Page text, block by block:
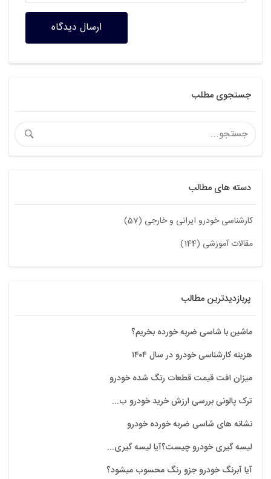
جستجوی مطلب
دسته های مطالب
کارشناسی خودرو ایرانی و خارجی (57)
مقالات آموزشی (144)
پربازدیدترین مطالب
ماشین با شاسی ضربه خورده بخریم؟
هزینه کارشناسی خودرو در سال ۱۴۰۴
میزان افت قیمت قطعات رنگ شده خودرو
ترک پالونی بررسی ارزش خرید خودرو ب...
نشانه های شاسی ضربه خورده خودرو
لیسه گیری خودرو چیست؟آیا لیسه گیری...
آیا آبرنگ خودرو جزو رنگ محسوب میشود؟
ارسال دیدگاه